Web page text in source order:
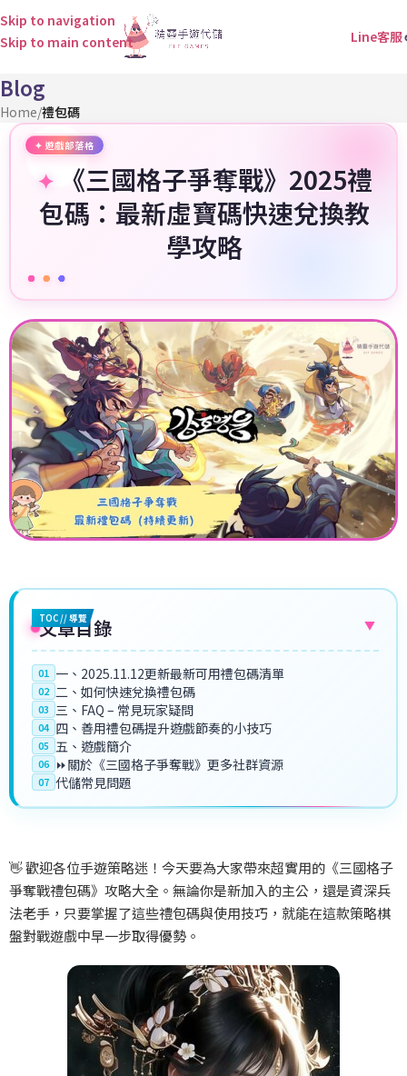
Skip to navigation
Skip to main content
Line客服
Blog
Home/禮包碼
《三國格子爭奪戰》2025禮
包碼：最新虛寶碼快速兌換教
學攻略
TOC // 導覽
文章目錄 ▼
01 一、2025.11.12更新最新可用禮包碼清單
02 二、如何快速兌換禮包碼
03 三、FAQ – 常見玩家疑問
04 四、善用禮包碼提升遊戲節奏的小技巧
05 五、遊戲簡介
06 ⏩關於《三國格子爭奪戰》更多社群資源
07 代儲常見問題
👋歡迎各位手遊策略迷！今天要為大家帶來超實用的《三國格子
爭奪戰禮包碼》攻略大全。無論你是新加入的主公，還是資深兵
法老手，只要掌握了這些禮包碼與使用技巧，就能在這款策略棋
盤對戰遊戲中早一步取得優勢。